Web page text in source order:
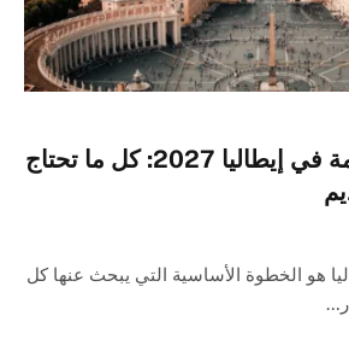
دليل تصريح الإقامة في إيطاليا 2027: كل ما تحتاج
هو الخطوة الأساسية التي يبحث عنها كل